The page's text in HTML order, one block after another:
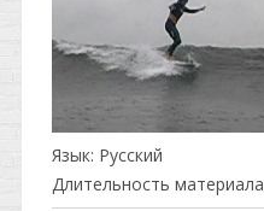
Язык: Русский
Длительность материала